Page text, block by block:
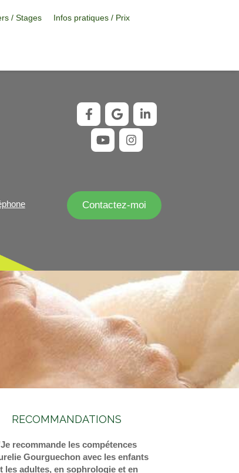
/ Stages Infos pratiques / Prix
Contactez-moi
RECOMMANDATIONS
recommande les compétences
Gourguechon avec les enfants
les adultes, en sophrologie et en